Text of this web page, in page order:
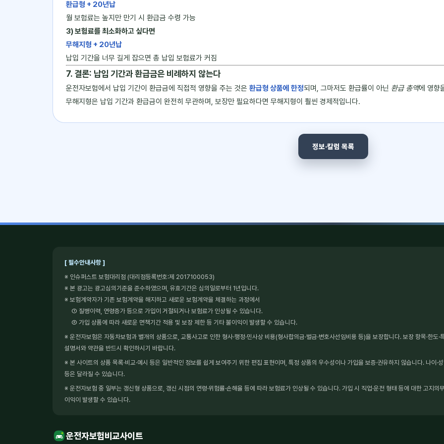
환급형 + 20년납
월 보험료는 높지만 만기 시 환급금 수령 가능
3) 보험료를 최소화하고 싶다면
무해지형 + 20년납
납입 기간을 너무 길게 잡으면 총 납입 보험료가 커짐
7. 결론: 납입 기간과 환급금은 비례하지 않는다
운전자보험에서 납입 기간이 환급금에 직접적 영향을 주는 것은 환급형 상품에 한정되며, 그마저도 환급률이 아닌 환급 총액에 영향
무해지형은 납입 기간과 환급금이 완전히 무관하며, 보장만 필요하다면 무해지형이 훨씬 경제적입니다.
정보·칼럼 목록
[ 필수안내사항 ]
※ 인슈퍼스트 보험대리점 (대리점등록번호:제 2017100053)
※ 본 광고는 광고심의기준을 준수하였으며, 유효기간은 심의일로부터 1년입니다.
※ 보험계약자가 기존 보험계약을 해지하고 새로운 보험계약을 체결하는 과정에서
① 질병이력, 연령증가 등으로 가입이 거절되거나 보험료가 인상될 수 있습니다.
② 가입 상품에 따라 새로운 면책기간 적용 및 보장 제한 등 기타 불이익이 발생할 수 있습니다.
※ 운전자보험은 자동차보험과 별개의 상품으로, 교통사고로 인한 형사·행정·민사상 비용(형사합의금·벌금·변호사선임비용 등)을 보장합니다. 보장 항목·한도
설명서와 약관을 반드시 확인하시기 바랍니다.
※ 본 사이트의 상품 목록·비교·예시 등은 일반적인 정보를 쉽게 보여주기 위한 편집 표현이며, 특정 상품의 우수성이나 가입을 보증·권유하지 않습니다. 나이·
등은 달라질 수 있습니다.
※ 운전자보험 중 일부는 갱신형 상품으로, 갱신 시점의 연령·위험률·손해율 등에 따라 보험료가 인상될 수 있습니다. 가입 시 직업·운전 형태 등에 대한 고지
이익이 발생할 수 있습니다.
운전자보험비교사이트